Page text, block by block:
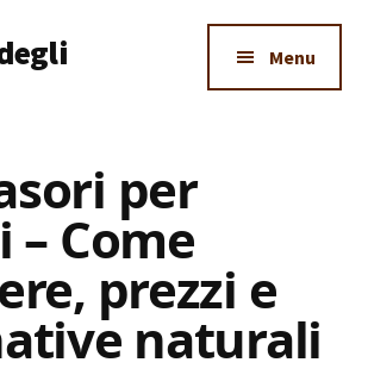
Menu
per
– Come
prezzi e
naturali